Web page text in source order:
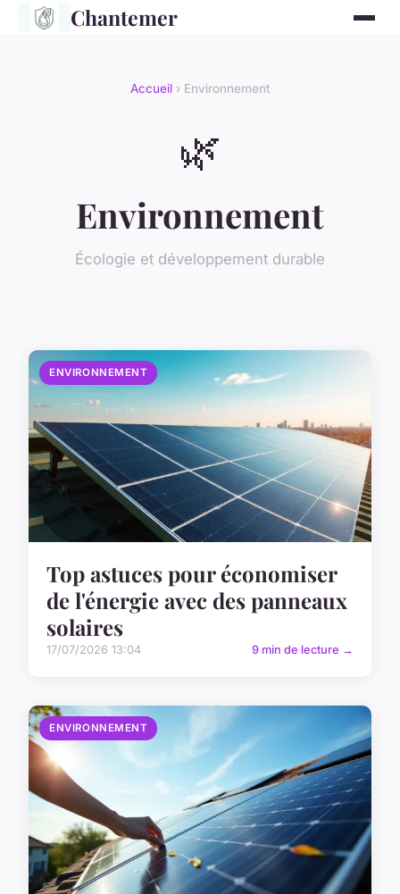
Chantemer
Accueil › Environnement
🌿
Environnement
Écologie et développement durable
ENVIRONNEMENT
Top astuces pour économiser
de l'énergie avec des panneaux
solaires
17/07/2026 13:04 9 min de lecture →
ENVIRONNEMENT